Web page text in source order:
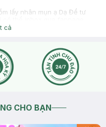
lấy nhân mụn ạ Dạ Để tư
thêm thông tin tư vấn cho chị
bào gồm lấy nhân mụn ạ Dạ
tâm đến dịch vụ của
về dịch vụ , chị có thể
-Tư vấn: 1800 6324 -
cả
CHO BẠN